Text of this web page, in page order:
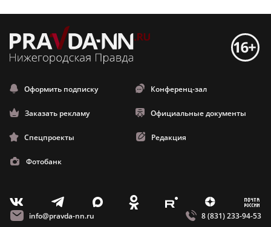
Оформить подписку Конференц-зал
Заказать рекламу Официальные документы
Спецпроекты Редакция
Фотобанк
V T X O E Z m
info@pravda-nn.ru 8 (831) 233-94-53